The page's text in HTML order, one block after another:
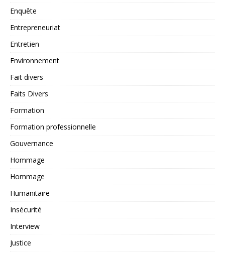
Enquête
Entrepreneuriat
Entretien
Environnement
Fait divers
Faits Divers
Formation
Formation professionnelle
Gouvernance
Hommage
Hommage
Humanitaire
Insécurité
Interview
Justice